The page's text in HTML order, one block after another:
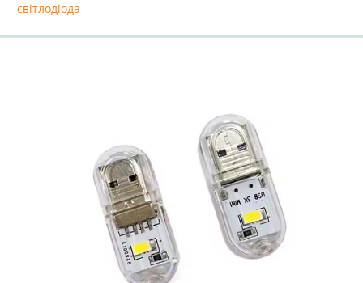
світлодіода